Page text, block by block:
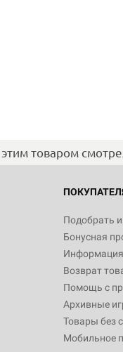
товаром
Подобрать
Бонусная
Информация
Возврат
Помощь с
Архивные
Товары без
Мобильное